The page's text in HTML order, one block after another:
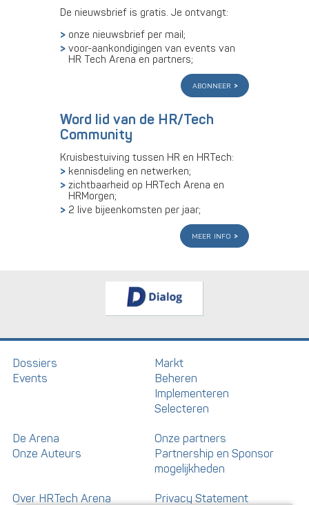
De nieuwsbrief is gratis. Je ontvangt:
onze nieuwsbrief per mail;
voor-aankondigingen van events van
HR Tech Arena en partners;
abonneer
Word lid van de HR/Tech
Community
Kruisbestuiving tussen HR en HRTech:
kennisdeling en netwerken;
zichtbaarheid op HRTech Arena en
HRMorgen;
2 live bijeenkomsten per jaar;
meer info
Dossiers
Events
Markt
Beheren
Implementeren
Selecteren
De Arena
Onze Auteurs
Onze partners
Partnership en Sponsor
mogelijkheden
Over HRTech Arena Privacy Statement